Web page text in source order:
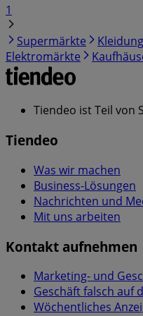
1
Supermärkte
Elektromärkte
Tiendeo ist Teil von
Tiendeo
Was wir machen
Business-Lösungen
Nachrichten und
Mit uns arbeiten
Kontakt aufnehmen
Marketing- und
Geschäft falsch auf
Wöchentliches